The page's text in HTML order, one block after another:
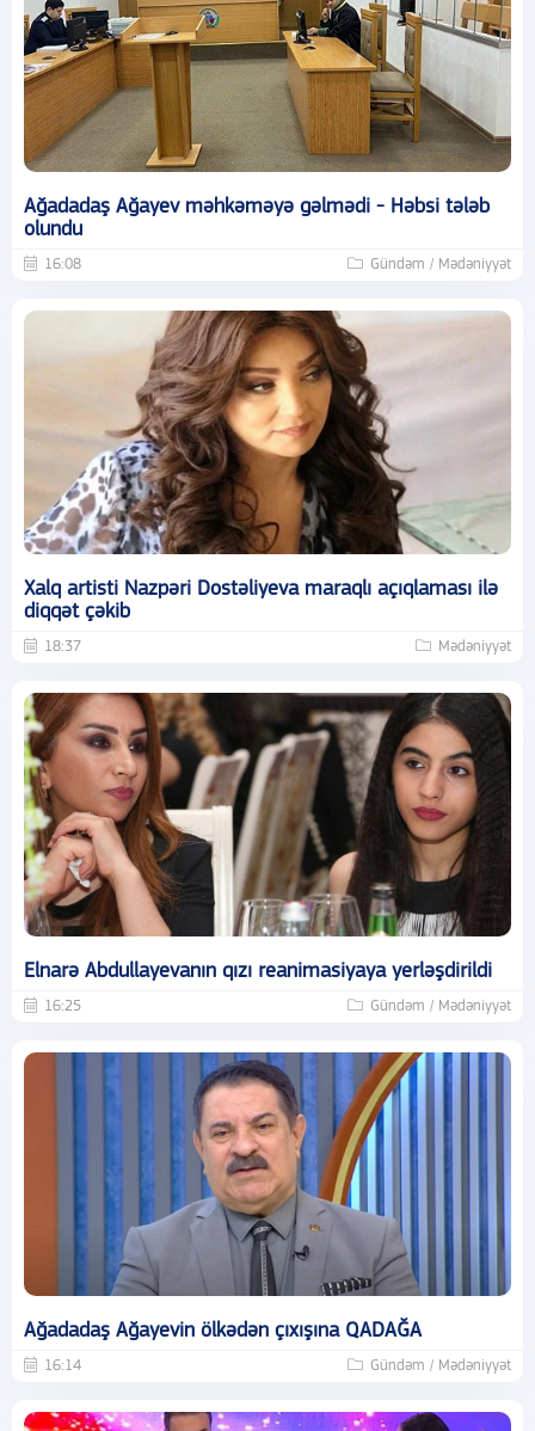
Ağadadaş Ağayev məhkəməyə gəlmədi - Həbsi tələb
olundu
16:08 Gündəm / Mədəniyyət
Xalq artisti Nazpəri Dostəliyeva maraqlı açıqlaması ilə
diqqət çəkib
18:37 Mədəniyyət
Elnarə Abdullayevanın qızı reanimasiyaya yerləşdirildi
16:25 Gündəm / Mədəniyyət
Ağadadaş Ağayevin ölkədən çıxışına QADAĞA
16:14 Gündəm / Mədəniyyət